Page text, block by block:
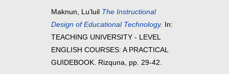
Maknun, Lu’luil The Instructional
Design of Educational Technology. In:
TEACHING UNIVERSITY - LEVEL
ENGLISH COURSES: A PRACTICAL
GUIDEBOOK. Rizquna, pp. 29-42.